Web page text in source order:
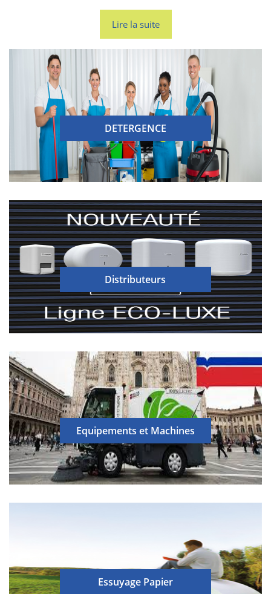
Lire la suite
DETERGENCE
Distributeurs
Equipements et Machines
Essuyage Papier